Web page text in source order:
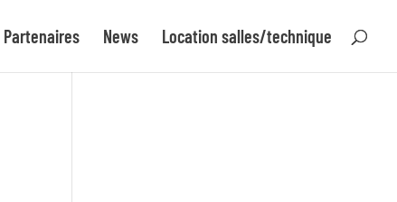
Partenaires News Location salles/technique